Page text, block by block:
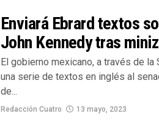
Enviará Ebrard textos
John Kennedy tras
El gobierno mexicano, a través de
una serie de textos en inglés al
de...
Redacción Cuatro 13 mayo, 2023